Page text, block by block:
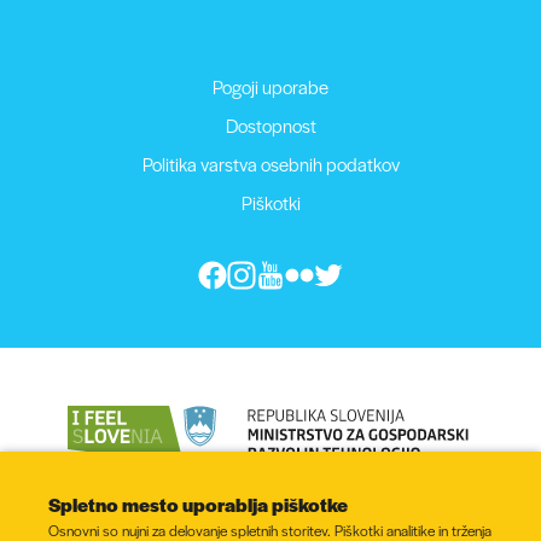
Pogoji uporabe
Dostopnost
Politika varstva osebnih podatkov
Piškotki
Spletno mesto uporablja piškotke
Osnovni so nujni za delovanje spletnih storitev. Piškotki analitike in trženja